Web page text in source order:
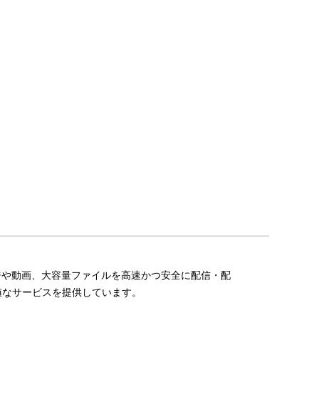
動画、大容量ファイルを高速かつ安全に配信・配
サービスを提供しています。